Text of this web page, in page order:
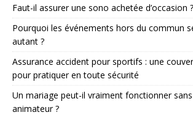
Faut-il assurer une sono achetée d’occasion ?
Pourquoi les événements hors du commun
autant ?
Assurance accident pour sportifs : une
pour pratiquer en toute sécurité
Un mariage peut-il vraiment fonctionner
animateur ?